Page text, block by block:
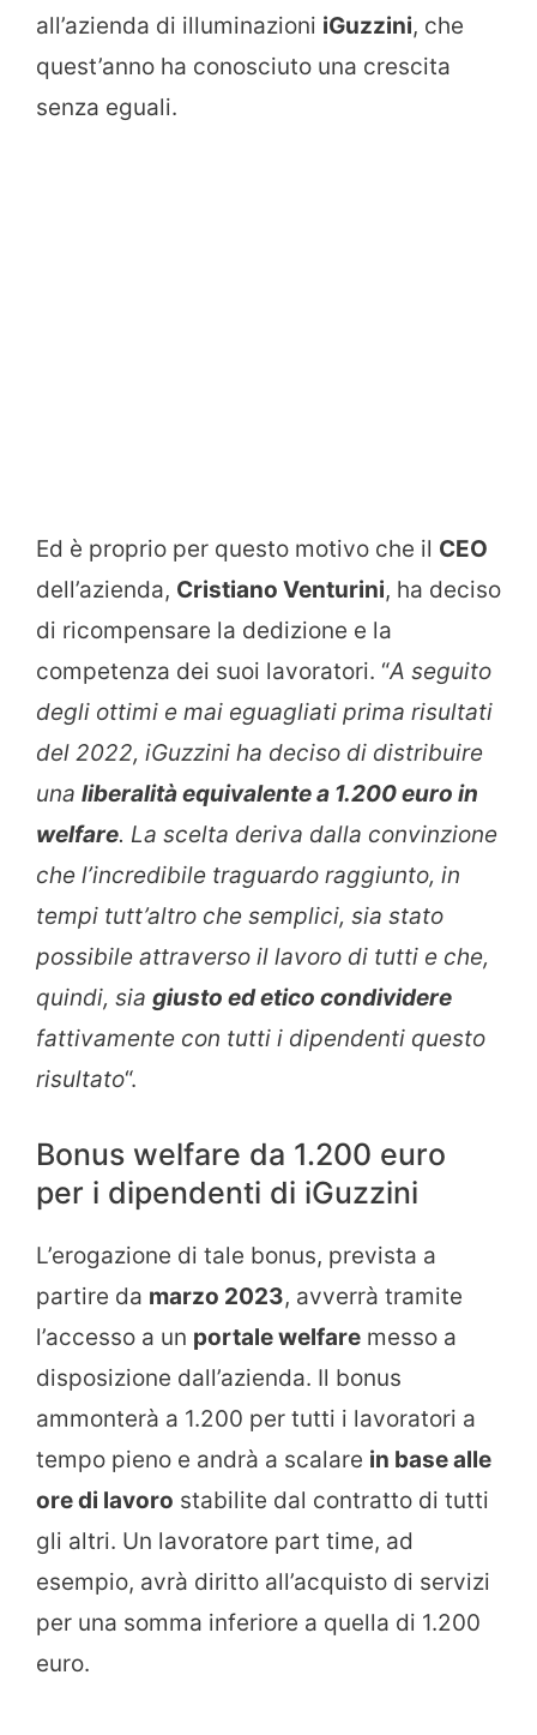
all’azienda di illuminazioni iGuzzini, che
quest’anno ha conosciuto una crescita
senza eguali.
Ed è proprio per questo motivo che il CEO
dell’azienda, Cristiano Venturini, ha deciso
di ricompensare la dedizione e la
competenza dei suoi lavoratori. “A seguito
degli ottimi e mai eguagliati prima risultati
del 2022, iGuzzini ha deciso di distribuire
una liberalità equivalente a 1.200 euro in
welfare. La scelta deriva dalla convinzione
che l’incredibile traguardo raggiunto, in
tempi tutt’altro che semplici, sia stato
possibile attraverso il lavoro di tutti e che,
quindi, sia giusto ed etico condividere
fattivamente con tutti i dipendenti questo
risultato“.
Bonus welfare da 1.200 euro
per i dipendenti di iGuzzini
L’erogazione di tale bonus, prevista a
partire da marzo 2023, avverrà tramite
l’accesso a un portale welfare messo a
disposizione dall’azienda. Il bonus
ammonterà a 1.200 per tutti i lavoratori a
tempo pieno e andrà a scalare in base alle
ore di lavoro stabilite dal contratto di tutti
gli altri. Un lavoratore part time, ad
esempio, avrà diritto all’acquisto di servizi
per una somma inferiore a quella di 1.200
euro.